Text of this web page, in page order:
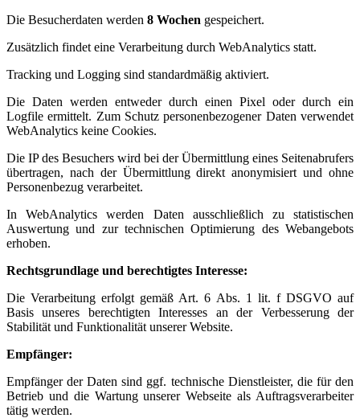
Die Besucherdaten werden 8 Wochen gespeichert.
Zusätzlich findet eine Verarbeitung durch WebAnalytics statt.
Tracking und Logging sind standardmäßig aktiviert.
Die Daten werden entweder durch einen Pixel oder durch ein
Logfile ermittelt. Zum Schutz personenbezogener Daten verwendet
WebAnalytics keine Cookies.
Die IP des Besuchers wird bei der Übermittlung eines Seitenabrufers
übertragen, nach der Übermittlung direkt anonymisiert und ohne
Personenbezug verarbeitet.
In WebAnalytics werden Daten ausschließlich zu statistischen
Auswertung und zur technischen Optimierung des Webangebots
erhoben.
Rechtsgrundlage und berechtigtes Interesse:
Die Verarbeitung erfolgt gemäß Art. 6 Abs. 1 lit. f DSGVO auf
Basis unseres berechtigten Interesses an der Verbesserung der
Stabilität und Funktionalität unserer Website.
Empfänger:
Empfänger der Daten sind ggf. technische Dienstleister, die für den
Betrieb und die Wartung unserer Webseite als Auftragsverarbeiter
tätig werden.